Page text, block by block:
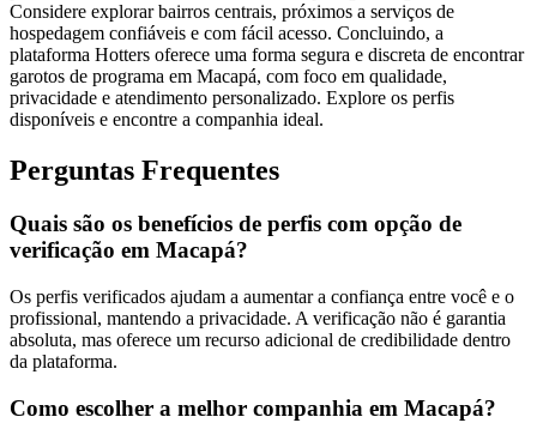
Considere explorar bairros centrais, próximos a serviços de
hospedagem confiáveis e com fácil acesso. Concluindo, a
plataforma Hotters oferece uma forma segura e discreta de encontrar
garotos de programa em Macapá, com foco em qualidade,
privacidade e atendimento personalizado. Explore os perfis
disponíveis e encontre a companhia ideal.
Perguntas Frequentes
Quais são os benefícios de perfis com opção de
verificação em Macapá?
Os perfis verificados ajudam a aumentar a confiança entre você e o
profissional, mantendo a privacidade. A verificação não é garantia
absoluta, mas oferece um recurso adicional de credibilidade dentro
da plataforma.
Como escolher a melhor companhia em Macapá?